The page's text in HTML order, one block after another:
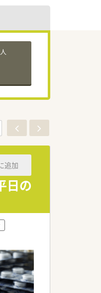
日の
追加